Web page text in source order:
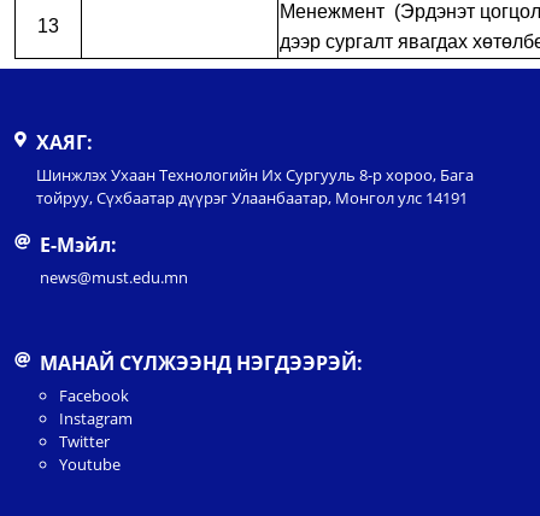
13
Менежмент (Эрдэнэт
дээр сургалт явагдах
ХАЯГ:
Шинжлэх Ухаан Технологийн Их Сургууль 8-р хороо, Бага
тойруу, Сүхбаатар дүүрэг Улаанбаатар, Монгол улс 14191
Е-Мэйл:
news@must.edu.mn
МАНАЙ СҮЛЖЭЭНД НЭГДЭЭРЭЙ:
Facebook
Instagram
Twitter
Youtube